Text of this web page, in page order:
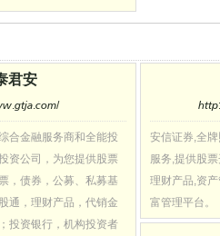
君安
合金融服务商和全能投
资公司，为您提供股票
，债券，公募、私募基
通，理财产品，代销金
投资银行，机构投资者
安信证券,全
服务,提供股
理财产品,资
富管理平台。